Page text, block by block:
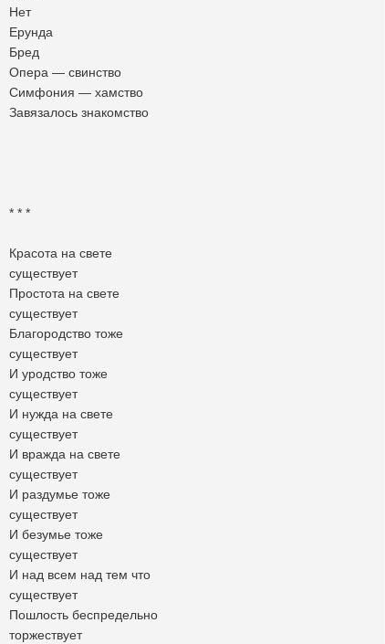
Нет
Ерунда
Бред
Опера — свинство
Симфония — хамство
Завязалось знакомство
* * *
Красота на свете
существует
Простота на свете
существует
Благородство тоже
существует
И уродство тоже
существует
И нужда на свете
существует
И вражда на свете
существует
И раздумье тоже
существует
И безумье тоже
существует
И над всем над тем что
существует
Пошлость беспредельно
торжествует